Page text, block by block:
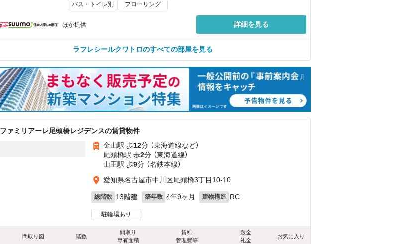
バス・トイレ別 フローリング
ほか提供 詳細を見る
ラフレシールクワトロのすべての部屋を見る
ファミリアーレ尾頭橋レジデンスの賃貸物件
金山駅 歩12分 （東海道線など）
尾頭橋駅 歩2分 （東海道線）
山王駅 歩9分 （名鉄本線）
愛知県名古屋市中川区尾頭橋3丁目10-10
総階数 13階建 築年数 4年9ヶ月 建物構造 RC
駐輪場あり
間取り図 階数
間取り
専有面積
賃料
管理費等
敷金
礼金
お気に入り